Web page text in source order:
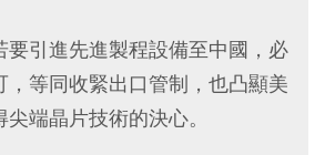
要引進先進製程設備至中國，必
，等同收緊出口管制，也凸顯美
端晶片技術的決心。